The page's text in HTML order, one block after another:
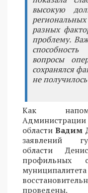
высокую
разных
проблему.
вопросы
сохранялся
не
Как
областиВадим
заявлений
области
профильных
проведены.